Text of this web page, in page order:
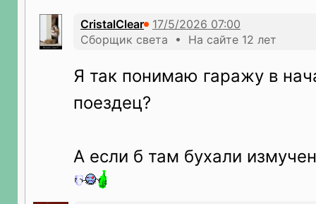
CristalClear
Сборщик света • На сайте 12 лет
Я так понимаю гаражу в
поездец?
А если б там бухали